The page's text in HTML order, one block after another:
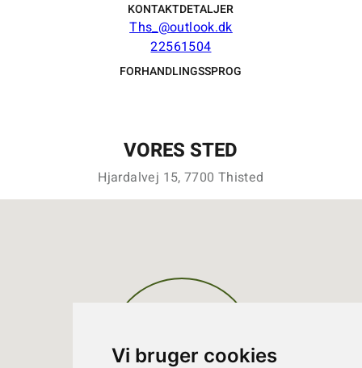
Vi bruger cookies
KONTAKTDETALJER
Ths_@outlook.dk
22561504
FORHANDLINGSSPROG
VORES STED
Hjardalvej 15, 7700 Thisted